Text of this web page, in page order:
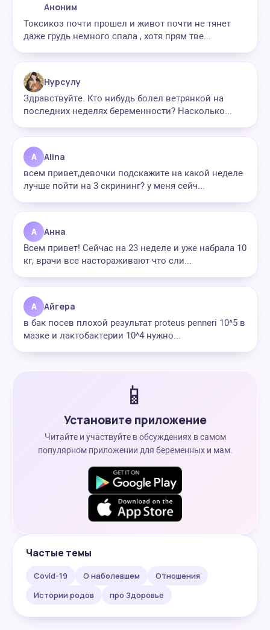
Аноним
Токсикоз почти прошел и живот почти не тянет
даже грудь немного спала , хотя прям тве...
Нурсулу
Здравствуйте. Кто нибудь болел ветрянкой на
последних неделях беременности? Насколько...
A Alina
всем привет,девочки подскажите на какой неделе
лучше пойти на 3 скрининг? у меня сейч...
А Анна
Всем привет! Сейчас на 23 неделе и уже набрала 10
кг, врачи все настораживают что сли...
А Айгера
в бак посев плохой результат proteus penneri 10^5 в
мазке и лактобактерии 10^4 нужно...
📱
Установите приложение
Читайте и участвуйте в обсуждениях в самом
популярном приложении для беременных и мам.
Частые темы
Covid-19 О наболевшем
Отношения
Истории родов
про Здоровье